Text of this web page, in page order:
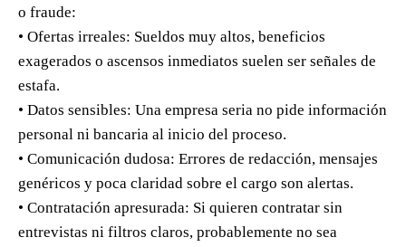
o fraude:
• Ofertas irreales: Sueldos muy altos, beneficios
exagerados o ascensos inmediatos suelen ser señales de
estafa.
• Datos sensibles: Una empresa seria no pide información
personal ni bancaria al inicio del proceso.
• Comunicación dudosa: Errores de redacción, mensajes
genéricos y poca claridad sobre el cargo son alertas.
• Contratación apresurada: Si quieren contratar sin
entrevistas ni filtros claros, probablemente no sea